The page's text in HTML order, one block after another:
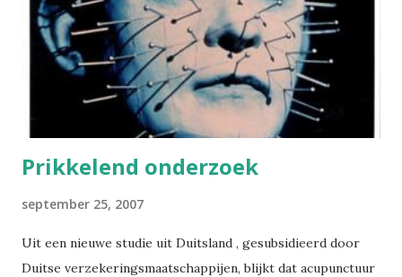
gewaarschuwd dat het drinken van drie glazen alcohol per
dag bij vrouwen het risico op borstkanker met dertig
percent doet stijgen, wat het even risicovol maakt als het
roken van een pakje sigaretten per dag. Voor vrouwen
wordt het dus als het ware dansen op het slappe koord:
drink twee...
Prikkelend onderzoek
september 25, 2007
Uit een nieuwe studie uit Duitsland , gesubsidieerd door
Duitse verzekeringsmaatschappijen, blijkt dat acupunctuur